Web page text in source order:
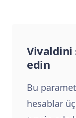
Vivaldini
edin
Bu
hesablar